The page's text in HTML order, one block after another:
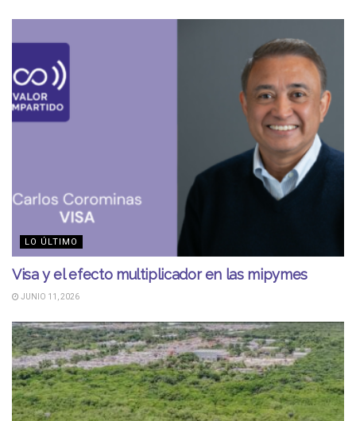
LO ÚLTIMO
Visa y el efecto multiplicador en las mipymes
JUNIO 11, 2026